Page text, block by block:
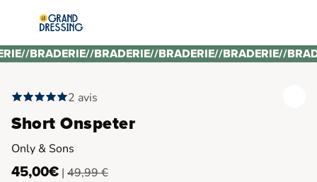
//BRADERIE//BRADERIE//BRADERIE//BRADERIE//
2 avis
Short Onspeter
Only & Sons
45,00€ | 49,99 €